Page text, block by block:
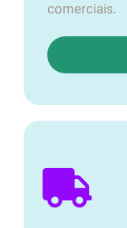
comerciais.